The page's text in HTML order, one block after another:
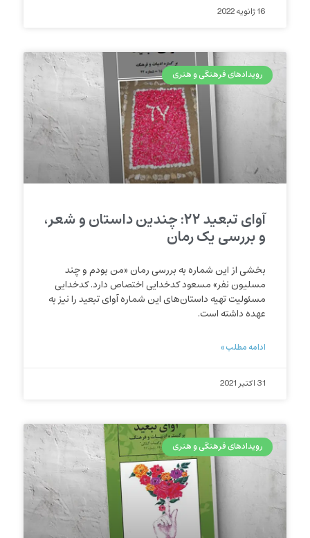
16 ژانویه 2022
رویدادهای فرهنگی و هنری
آوای تبعید ۲۲: چندین داستان و شعر،
و بررسی یک رمان
بخشی از این شماره به بررسی رمان «من بودم و چند
مسلیون نفر» مسعود کدخدایی اختصاص دارد. کدخدایی
مسئولیت تهیه داستان‌های این شماره آوای تبعید را نیز به
عهده داشته است.
ادامه مطلب »
31 اکتبر 2021
رویدادهای فرهنگی و هنری